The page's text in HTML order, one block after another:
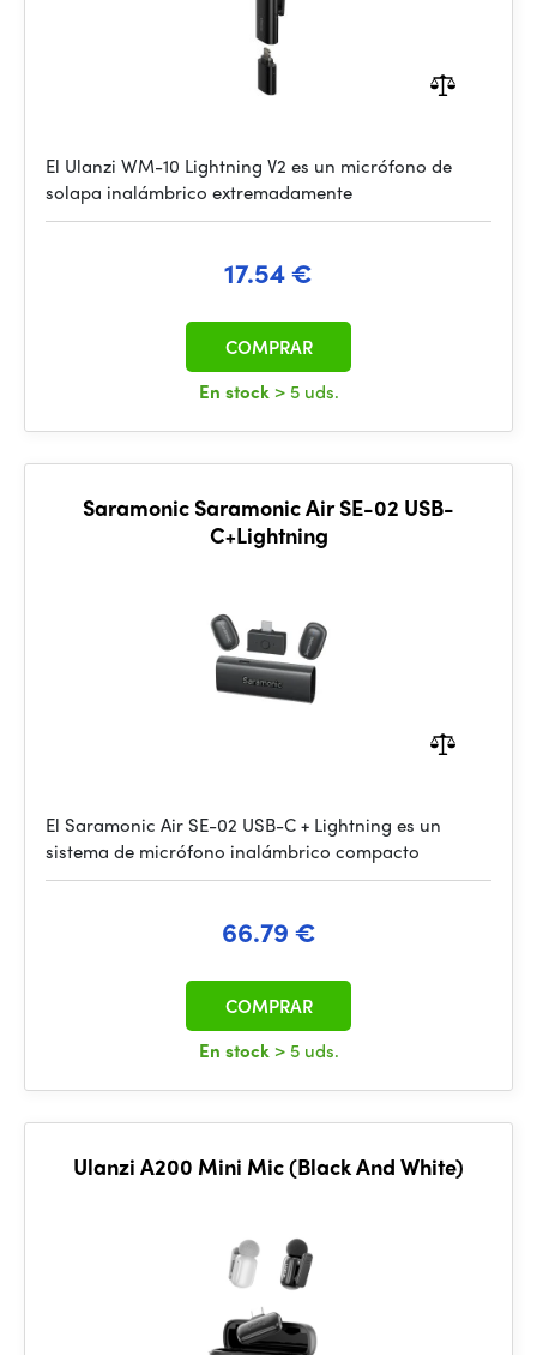
El Ulanzi WM-10 Lightning V2 es un micrófono de
solapa inalámbrico extremadamente
17.54 €
En stock > 5 uds.
COMPRAR
Saramonic Saramonic Air SE-02 USB-
C+Lightning
El Saramonic Air SE-02 USB-C + Lightning es un
sistema de micrófono inalámbrico compacto
66.79 €
En stock > 5 uds.
COMPRAR
Ulanzi A200 Mini Mic (Black And White)